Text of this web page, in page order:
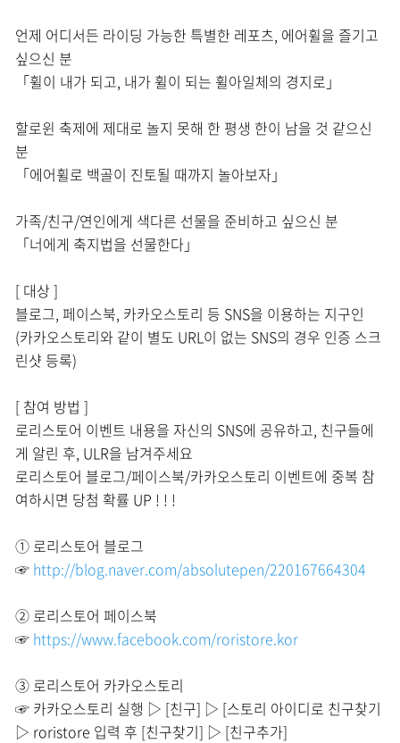
언제 어디서든 라이딩 가능한 특별한 레포츠, 에어휠을 즐기고
싶으신 분
「휠이 내가 되고, 내가 휠이 되는 휠아일체의 경지로」
할로윈 축제에 제대로 놀지 못해 한 평생 한이 남을 것 같으신
분
「에어휠로 백골이 진토될 때까지 놀아보자」
가족/친구/연인에게 색다른 선물을 준비하고 싶으신 분
「너에게 축지법을 선물한다」
[ 대상 ]
블로그, 페이스북, 카카오스토리 등 SNS을 이용하는 지구인
(카카오스토리와 같이 별도 URL이 없는 SNS의 경우 인증 스크
린샷 등록)
[ 참여 방법 ]
로리스토어 이벤트 내용을 자신의 SNS에 공유하고, 친구들에
게 알린 후, ULR을 남겨주세요
로리스토어 블로그/페이스북/카카오스토리 이벤트에 중복 참
여하시면 당첨 확률 UP ! ! !
① 로리스토어 블로그
☞ http://blog.naver.com/absolutepen/220167664304
② 로리스토어 페이스북
☞ https://www.facebook.com/roristore.kor
③ 로리스토어 카카오스토리
☞ 카카오스토리 실행 ▷ [친구] ▷ [스토리 아이디로 친구찾기
▷ roristore 입력 후 [친구찾기] ▷ [친구추가]